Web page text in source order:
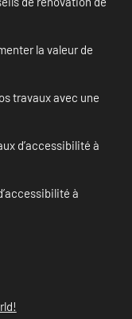
la valeur de
travaux avec une
d’accessibilité à
à